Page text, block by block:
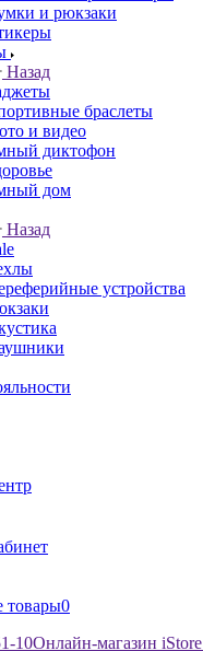
и рюкзаки
Назад
браслеты
и видео
диктофон
дом
Назад
устройства
товары0
10Онлайн-магазин iStore